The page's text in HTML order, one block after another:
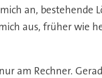
an, bestehende
aus, früher wie
am Rechner.